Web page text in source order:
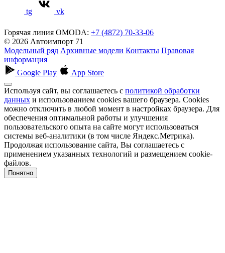
tg vk
Горячая линия OMODA: +7 (4872) 70-33-06
© 2026 Автоимпорт 71
Модельный ряд Архивные модели Контакты Правовая
информация
Google Play
App Store
Используя сайт, вы соглашаетесь с политикой обработки
данных и использованием cookies вашего браузера. Cookies
можно отключить в любой момент в настройках браузера. Для
обеспечения оптимальной работы и улучшения
пользовательского опыта на сайте могут использоваться
системы веб-аналитики (в том числе Яндекс.Метрика).
Продолжая использование сайта, Вы соглашаетесь с
применением указанных технологий и размещением cookie-
файлов.
Понятно